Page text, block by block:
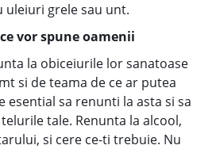
uleiuri grele sau unt.
vor spune oamenii
la obiceiurile lor sanatoase
si de teama de ce ar putea
esential sa renunti la asta si sa
tale. Renunta la alcool,
si cere ce-ti trebuie. Nu